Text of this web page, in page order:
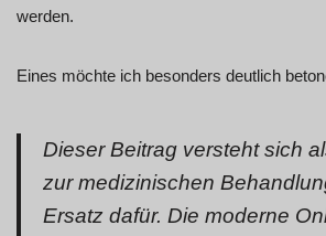
werden.
Eines möchte ich besonders deutlich
Dieser Beitrag versteht sich
zur medizinischen
Ersatz dafür. Die moderne